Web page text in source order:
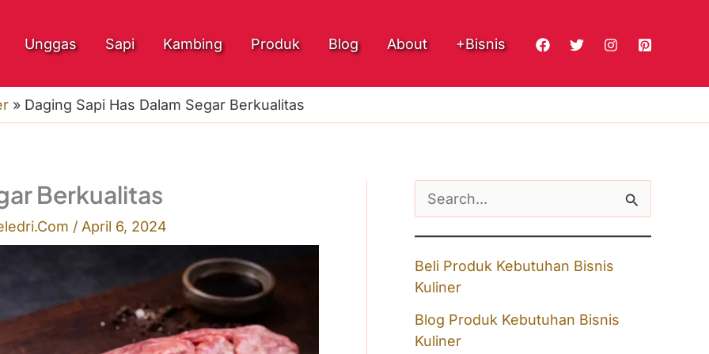
Unggas Sapi Kambing Produk Blog About +Bisnis
» Daging Sapi Has Dalam Segar Berkualitas
Berkualitas
/ April 6, 2024
e
r
h
Beli Produk Kebutuhan Bisnis
Kuliner
Blog Produk Kebutuhan Bisnis
Kuliner